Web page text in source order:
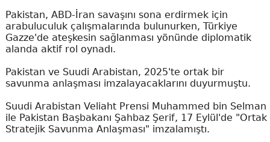
Pakistan, ABD-İran savaşını sona erdirmek için
arabuluculuk çalışmalarında bulunurken, Türkiye
Gazze'de ateşkesin sağlanması yönünde diplomatik
alanda aktif rol oynadı.
Pakistan ve Suudi Arabistan, 2025'te ortak bir
savunma anlaşması imzalayacaklarını duyurmuştu.
Suudi Arabistan Veliaht Prensi Muhammed bin Selman
ile Pakistan Başbakanı Şahbaz Şerif, 17 Eylül'de "Ortak
Stratejik Savunma Anlaşması" imzalamıştı.